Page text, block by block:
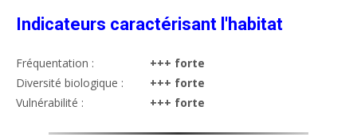
Indicateurs caractérisant l'habitat
Fréquentation :
+++ forte
Diversité biologique :
+++ forte
Vulnérabilité :
+++ forte